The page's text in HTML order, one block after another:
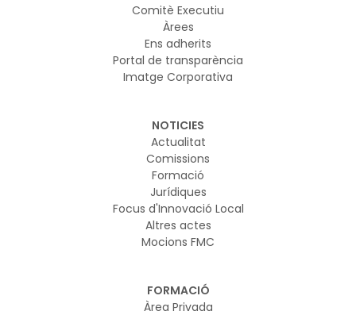
Comitè Executiu
Àrees
Ens adherits
Portal de transparència
Imatge Corporativa
NOTICIES
Actualitat
Comissions
Formació
Jurídiques
Focus d'Innovació Local
Altres actes
Mocions FMC
FORMACIÓ
Àrea Privada